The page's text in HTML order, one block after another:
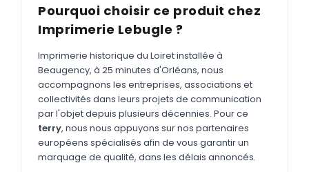
Nouveau
Polos Nouveau
Sweatshirts Nouveau
GOODIES
Catalogue complet Nouveau
Bureau & écriture
Sacs & voyages
Pourquoi choisir ce produit chez
Imprimerie Lebugle ?
Imprimerie historique du Loiret installée à
Beaugency, à 25 minutes d'Orléans, nous
accompagnons les entreprises, associations et
collectivités dans leurs projets de communication
par l'objet depuis plusieurs décennies. Pour ce
terry, nous nous appuyons sur nos partenaires
européens spécialisés afin de vous garantir un
marquage de qualité, dans les délais annoncés.